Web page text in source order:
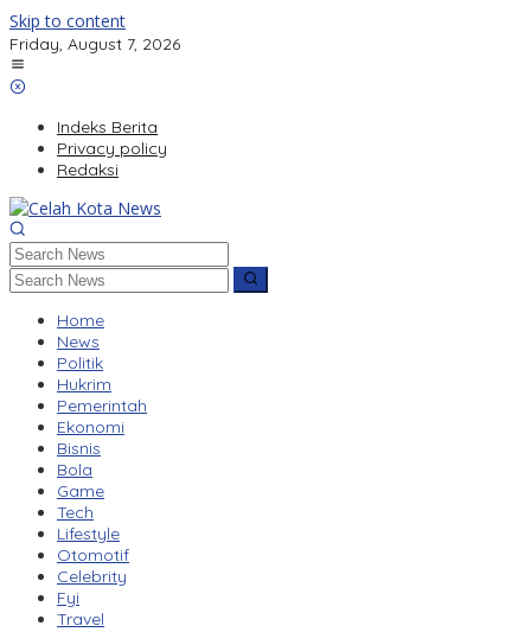
Skip to content
Friday, August 7, 2026
Indeks Berita
Privacy policy
Redaksi
Home
News
Politik
Hukrim
Pemerintah
Ekonomi
Bisnis
Bola
Game
Tech
Lifestyle
Otomotif
Celebrity
Fyi
Travel